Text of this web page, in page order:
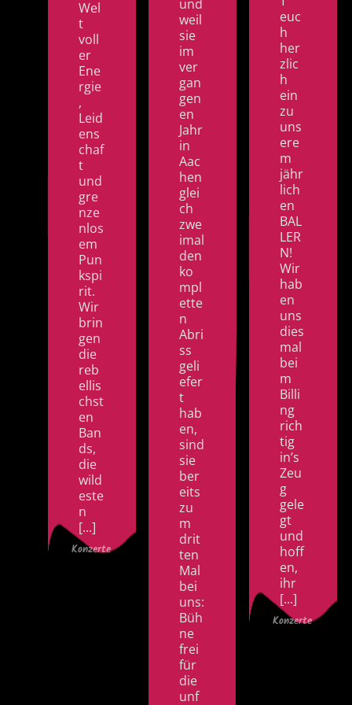
Wel
t
voll
er
Ene
rgie
,
Leid
ens
chaf
t
und
gre
nze
nlos
em
Pun
kspi
rit.
Wir
brin
gen
die
reb
ellis
chst
en
Ban
ds,
die
wild
este
n
[...]
Konzerte
und
weil
sie
im
ver
gan
gen
en
Jahr
in
Aac
hen
glei
ch
zwe
imal
den
ko
mpl
ette
n
Abri
ss
geli
efer
t
hab
en,
sind
sie
ber
eits
zu
m
drit
ten
Mal
bei
uns:
Büh
ne
frei
für
die
unf
euc
h
her
zlic
h
ein
zu
uns
ere
m
jähr
lich
en
BAL
LER
N!
Wir
hab
en
uns
dies
mal
bei
m
Billi
ng
rich
tig
in’s
Zeu
g
gele
gt
und
hoff
en,
ihr
[...]
Konzerte